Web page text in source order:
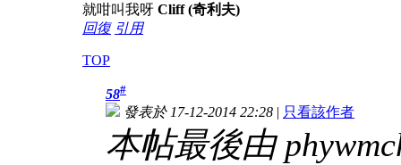
就咁叫我呀 Cliff (奇利夫)
回復 引用
TOP
58#
發表於 17-12-2014 22:28 | 只看該作者
本帖最後由